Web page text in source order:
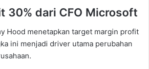
30% dari CFO Microsoft
Hood menetapkan target margin profit
ini menjadi driver utama perubahan